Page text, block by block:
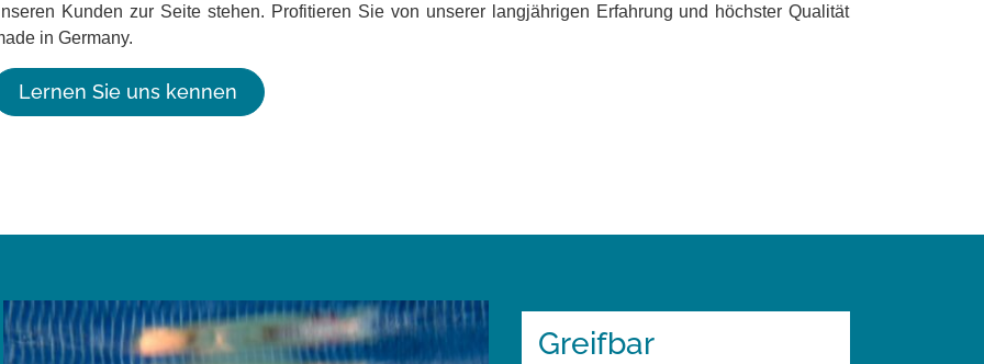
Kunden zur Seite stehen. Profitieren Sie von unserer langjährigen Erfahrung und höchster Qualität
in Germany.
Lernen Sie uns kennen
Greifbar